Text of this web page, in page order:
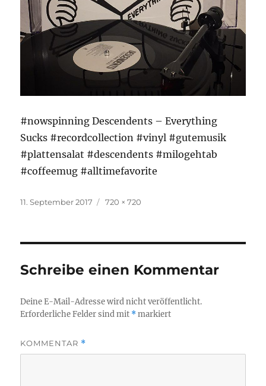
#nowspinning Descendents – Everything
Sucks #recordcollection #vinyl #gutemusik
#plattensalat #descendents #milogehtab
#coffeemug #alltimefavorite
Veröffentlicht
11. September 2017 Originalgröße
720 × 720
Schreibe einen Kommentar
Deine E-Mail-Adresse wird nicht veröffentlicht.
Erforderliche Felder sind mit *markiert
KOMMENTAR *